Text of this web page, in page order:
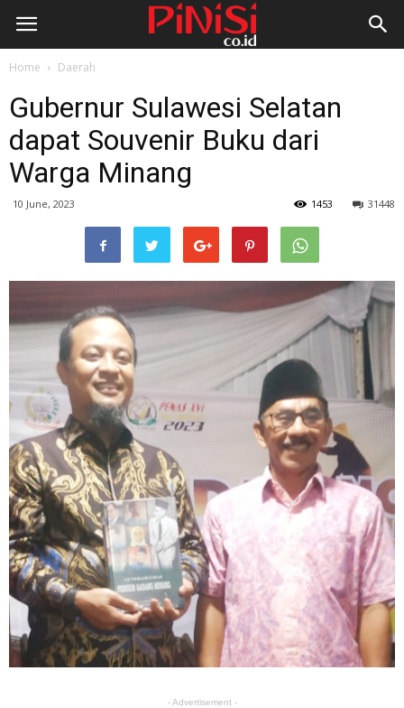
Home Daerah
Gubernur Sulawesi Selatan
dapat Souvenir Buku dari
Warga Minang
10 June, 2023 31448
1453
- Advertisement -